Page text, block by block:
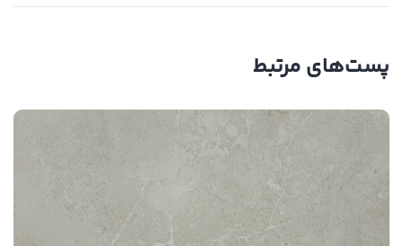
پست‌های مرتبط